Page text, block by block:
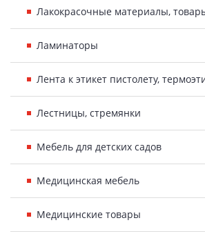
Лакокрасочные материалы,
Ламинаторы
Лента к этикет пистолету,
Лестницы, стремянки
Мебель для детских садов
Медицинская мебель
Медицинские товары